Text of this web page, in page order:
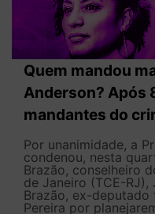
Quem mandou
Anderson? Após
mandantes do
Por unanimidade, a
condenou, nesta
Brazão, conselheiro
de Janeiro (TCE-RJ),
Brazão, ex-deputado
Pereira por